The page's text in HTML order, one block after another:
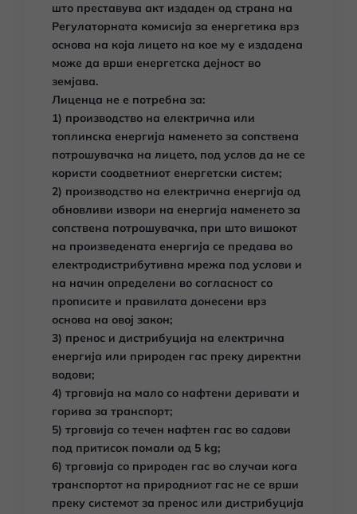
што преставува акт издаден од страна на
Регулаторната комисија за енергетика врз
основа на која лицето на кое му е издадена
може да врши енергетска дејност во
земјава.
Лиценца не е потребна за:
1) производство на електрична или
топлинска енергија наменето за сопствена
потрошувачка на лицето, под услов да не се
користи соодветниот енергетски систем;
2) производство на електрична енергија од
обновливи извори на енергија наменето за
сопствена потрошувачка, при што вишокот
на произведената енергија се предава во
електродистрибутивна мрежа под услови и
на начин определени во согласност со
прописите и правилата донесени врз
основа на овој закон;
3) пренос и дистрибуција на електрична
енергија или природен гас преку директни
водови;
4) трговија на мало со нафтени деривати и
горива за транспорт;
5) трговија со течен нафтен гас во садови
под притисок помали од 5 kg;
6) трговија со природен гас во случаи кога
транспортот на природниот гас не се врши
преку системот за пренос или дистрибуција